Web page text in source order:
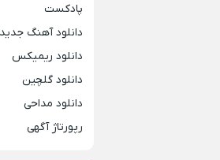
پادکست
دانلود آهنگ جدید
دانلود ریمیکس
دانلود گلچین
دانلود مداحی
رپورتاژ آگهی